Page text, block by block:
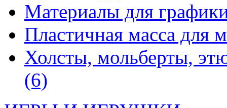
Материалы для
Пластичная масса для
Холсты, мольберты,
(6)